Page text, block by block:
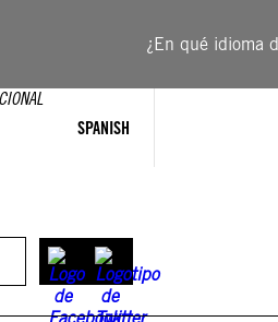
¿En qué idioma
SPANISH